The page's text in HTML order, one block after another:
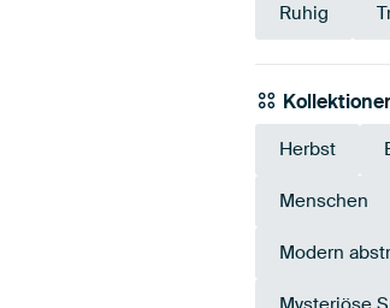
Ruhig
Herbst
Menschen
Modern